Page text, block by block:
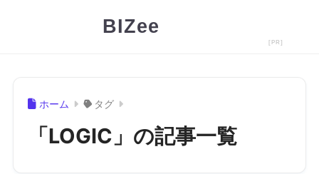
BIZee
ホーム タグ
「LOGIC」の記事一覧